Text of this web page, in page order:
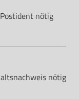
nötig
nötig